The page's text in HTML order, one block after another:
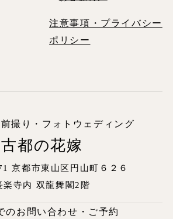
注意事項・プライバシー
ポリシー
撮り・フォトウェディング
古都の花嫁
京都市東山区円山町６２６
楽寺内 双龍舞閣2階
のお問い合わせ・ご予約